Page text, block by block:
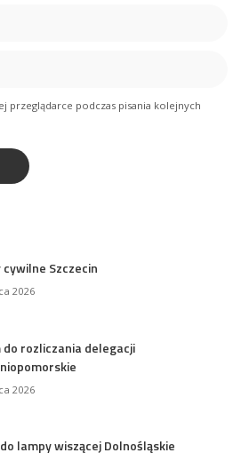
przeglądarce podczas pisania kolejnych
Szczecin
2026
do rozliczania delegacji
2026
lampy wiszącej Dolnośląskie